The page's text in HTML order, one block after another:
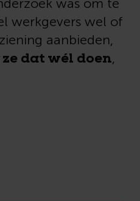
was om te
werkgevers wel of
aanbieden,
dat wél doen,